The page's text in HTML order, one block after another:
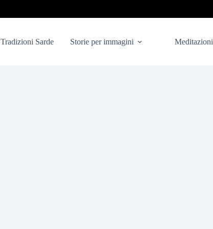
Tradizioni Sarde Storie per immagini Meditazioni